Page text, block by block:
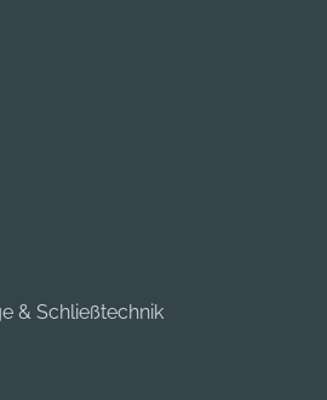
& Schließtechnik